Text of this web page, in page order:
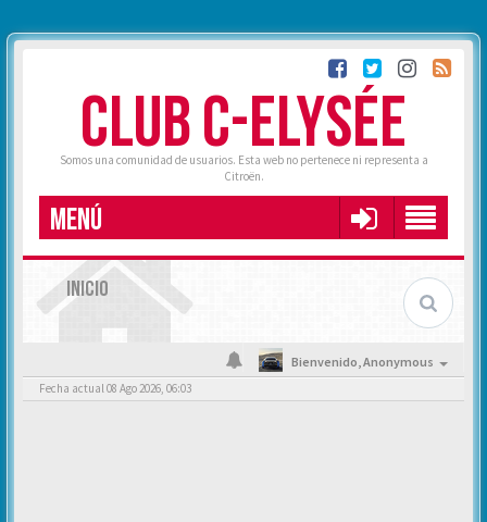
CLUB C-ELYSÉE
Somos una comunidad de usuarios. Esta web no pertenece ni representa a
Citroën.
MENÚ
INICIO
Bienvenido,Anonymous
Fecha actual 08 Ago 2026, 06:03